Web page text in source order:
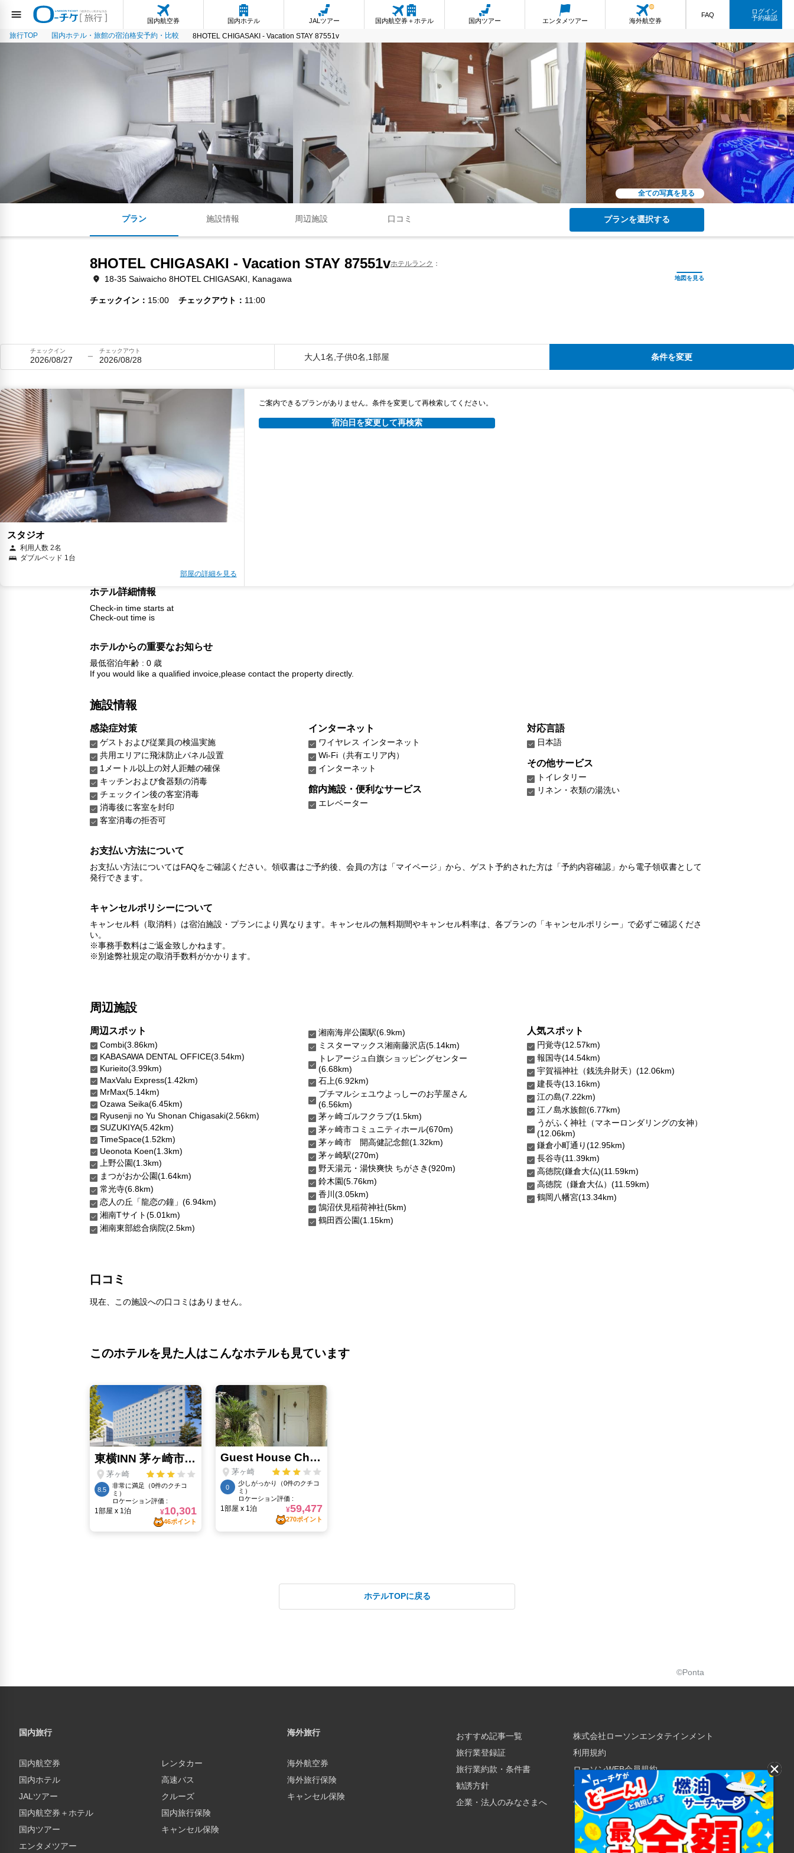
国内航空券 国内ホテル JALツアー 国内航空券＋ホテル 国内ツアー エンタメツアー 海外航空券
FAQ
ログイン
予約確認
旅行TOP 国内ホテル・旅館の宿泊格安予約・比較 8HOTEL CHIGASAKI - Vacation STAY 87551v
全ての写真を見る
プラン 施設情報 周辺施設 口コミ プランを選択する
8HOTEL CHIGASAKI - Vacation STAY 87551vホテルランク
18-35 Saiwaicho 8HOTEL CHIGASAKI, Kanagawa
チェックイン 15:00 チェックアウト 11:00
チェックイン
2026/08/27
チェックアウト
2026/08/28 大人1名,子供0名,1部屋 条件を変更
スタジオ
利用人数 2名
ダブルベッド 1台
部屋の詳細を見る
ご案内できるプランがありません。条件を変更して再検索してください。
宿泊日を変更して再検索
ホテル詳細情報
Check-in time starts at
Check-out time is
ホテルからの重要なお知らせ
最低宿泊年齢 : 0 歳
If you would like a qualified invoice,please contact the property directly.
施設情報
感染症対策
ゲストおよび従業員の検温実施
共用エリアに飛沫防止パネル設置
1メートル以上の対人距離の確保
キッチンおよび食器類の消毒
チェックイン後の客室消毒
消毒後に客室を封印
客室消毒の拒否可
インターネット
ワイヤレス インターネット
Wi-Fi（共有エリア内）
インターネット
館内施設・便利なサービス
エレベーター
対応言語
日本語
その他サービス
トイレタリー
リネン・衣類の湯洗い
お支払い方法について
お支払い方法についてはFAQをご確認ください。領収書はご予約後、会員の方は「マイページ」から、ゲスト予約された方は「予約内容確認」から電子領収書として
発行できます。
キャンセルポリシーについて
キャンセル料（取消料）は宿泊施設・プランにより異なります。キャンセルの無料期間やキャンセル料率は、各プランの「キャンセルポリシー」で必ずご確認くださ
い。
※事務手数料はご返金致しかねます。
※別途弊社規定の取消手数料がかかります。
周辺施設
周辺スポット
Combi(3.86km)
KABASAWA DENTAL OFFICE(3.54km)
Kurieito(3.99km)
MaxValu Express(1.42km)
MrMax(5.14km)
Ozawa Seika(6.45km)
Ryusenji no Yu Shonan Chigasaki(2.56km)
SUZUKIYA(5.42km)
TimeSpace(1.52km)
Ueonota Koen(1.3km)
上野公園(1.3km)
まつがおか公園(1.64km)
常光寺(6.8km)
恋人の丘「龍恋の鐘」(6.94km)
湘南Tサイト(5.01km)
湘南東部総合病院(2.5km)
湘南海岸公園駅(6.9km)
ミスターマックス湘南藤沢店(5.14km)
トレアージュ白旗ショッピングセンター
(6.68km)
石上(6.92km)
プチマルシェユウよっしーのお芋屋さん
(6.56km)
茅ヶ崎ゴルフクラブ(1.5km)
茅ヶ崎市コミュニティホール(670m)
茅ヶ崎市 開高健記念館(1.32km)
茅ヶ崎駅(270m)
野天湯元・湯快爽快 ちがさき(920m)
鈴木園(5.76km)
香川(3.05km)
鵠沼伏見稲荷神社(5km)
鶴田西公園(1.15km)
人気スポット
円覚寺(12.57km)
報国寺(14.54km)
宇賀福神社（銭洗弁財天）(12.06km)
建長寺(13.16km)
江の島(7.22km)
江ノ島水族館(6.77km)
うがふく神社（マネーロンダリングの女神）
(12.06km)
鎌倉小町通り(12.95km)
長谷寺(11.39km)
高徳院(鎌倉大仏)(11.59km)
高徳院（鎌倉大仏）(11.59km)
鶴岡八幡宮(13.34km)
口コミ
現在、この施設への口コミはありません。
このホテルを見た人はこんなホテルも見ています
ホテルTOPに戻る
©Ponta
国内旅行
国内航空券
国内ホテル
JALツアー
国内航空券＋ホテル
国内ツアー
エンタメツアー
レンタカー
高速バス
クルーズ
国内旅行保険
キャンセル保険
海外旅行
海外航空券
海外旅行保険
キャンセル保険
おすすめ記事一覧
旅行業登録証
旅行業約款・条件書
勧誘方針
企業・法人のみなさまへ
株式会社ローソンエンタテインメント
利用規約
ローソンWEB会員規約
個人情報の取り扱いについて
個人情報保護方針